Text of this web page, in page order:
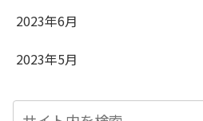
2023年6月
2023年5月